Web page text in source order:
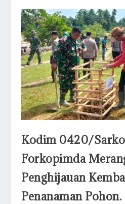
Kodim 0420/
Forkopimda
Penghijauan
Penanaman Pohon.